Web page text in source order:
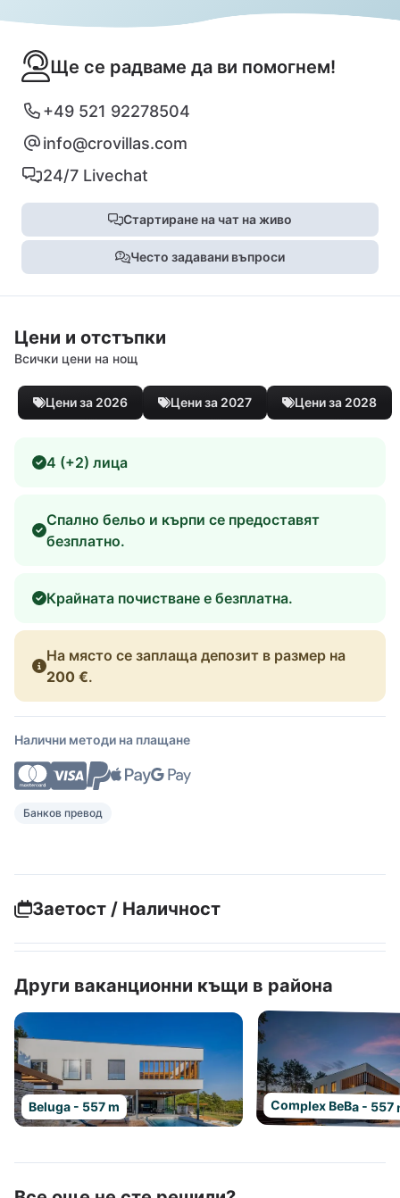
Ще се радваме да ви помогнем!
+49 521 92278504
info@crovillas.com
24/7 Livechat
Стартиране на чат на живо
Често задавани въпроси
Цени и отстъпки
Всички цени на нощ
Цени за 2026 Цени за 2027 Цени за 2028
4 (+2) лица
Спално бельо и кърпи се предоставят
безплатно.
Крайната почистване е безплатна.
На място се заплаща депозит в размер на
200 €.
Налични методи на плащане
Банков превод
Заетост / Наличност
Други ваканционни къщи в района
Beluga - 557 m Complex BeBa - 557